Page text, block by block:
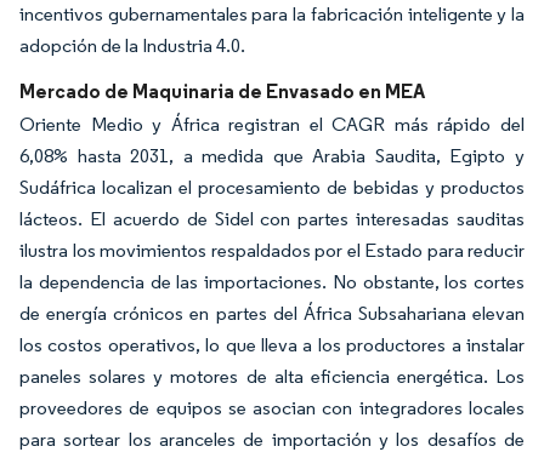
incentivos gubernamentales para la fabricación inteligente y la
adopción de la Industria 4.0.
Mercado de Maquinaria de Envasado en MEA
Oriente Medio y África registran el CAGR más rápido del
6,08% hasta 2031, a medida que Arabia Saudita, Egipto y
Sudáfrica localizan el procesamiento de bebidas y productos
lácteos. El acuerdo de Sidel con partes interesadas sauditas
ilustra los movimientos respaldados por el Estado para reducir
la dependencia de las importaciones. No obstante, los cortes
de energía crónicos en partes del África Subsahariana elevan
los costos operativos, lo que lleva a los productores a instalar
paneles solares y motores de alta eficiencia energética. Los
proveedores de equipos se asocian con integradores locales
para sortear los aranceles de importación y los desafíos de